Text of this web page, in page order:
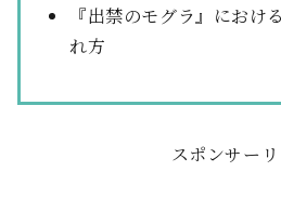
『出禁のモグラ』におけ
れ方
スポンサー